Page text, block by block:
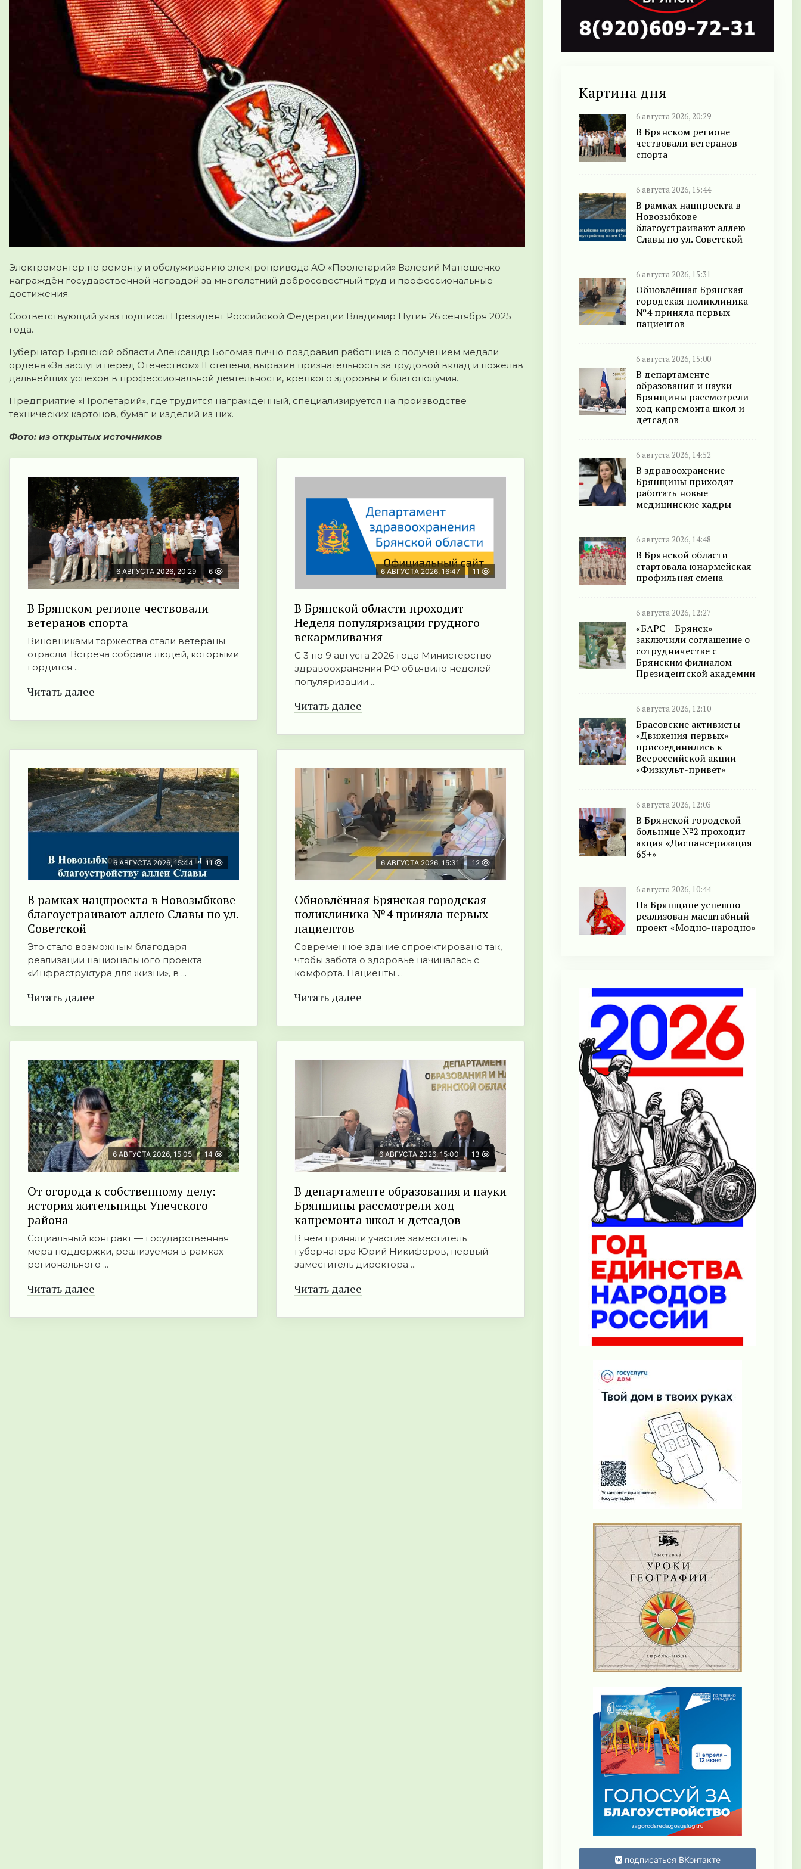
Электромонтер по ремонту и обслуживанию электропривода АО «Пролетарий» Валерий Матющенко
награждён государственной наградой за многолетний добросовестный труд и профессиональные
достижения.
Соответствующий указ подписал Президент Российской Федерации Владимир Путин 26 сентября 2025
года.
Губернатор Брянской области Александр Богомаз лично поздравил работника с получением медали
ордена «За заслуги перед Отечеством» II степени, выразив признательность за трудовой вклад и пожелав
дальнейших успехов в профессиональной деятельности, крепкого здоровья и благополучия.
Предприятие «Пролетарий», где трудится награждённый, специализируется на производстве
технических картонов, бумаг и изделий из них.
Фото: из открытых источников
6 АВГУСТА 2026, 20:29 6
В Брянском регионе чествовали
ветеранов спорта
Виновниками торжества стали ветераны
отрасли. Встреча собрала людей, которыми
гордится ...
Читать далее
6 АВГУСТА 2026, 16:47 11
В Брянской области проходит
Неделя популяризации грудного
вскармливания
С 3 по 9 августа 2026 года Министерство
здравоохранения РФ объявило неделей
популяризации ...
Читать далее
6 АВГУСТА 2026, 15:44 11
В рамках нацпроекта в Новозыбкове
благоустраивают аллею Славы по ул.
Советской
Это стало возможным благодаря
реализации национального проекта
«Инфраструктура для жизни», в ...
Читать далее
6 АВГУСТА 2026, 15:31 12
Обновлённая Брянская городская
поликлиника №4 приняла первых
пациентов
Современное здание спроектировано так,
чтобы забота о здоровье начиналась с
комфорта. Пациенты ...
Читать далее
6 АВГУСТА 2026, 15:05 14
От огорода к собственному делу:
история жительницы Унечского
района
Социальный контракт — государственная
мера поддержки, реализуемая в рамках
регионального ...
Читать далее
6 АВГУСТА 2026, 15:00 13
В департаменте образования и науки
Брянщины рассмотрели ход
капремонта школ и детсадов
В нем приняли участие заместитель
губернатора Юрий Никифоров, первый
заместитель директора ...
Читать далее
Картина дня
6 августа 2026, 20:29
В Брянском регионе
чествовали ветеранов
спорта
6 августа 2026, 15:44
В рамках нацпроекта в
Новозыбкове
благоустраивают аллею
Славы по ул. Советской
6 августа 2026, 15:31
Обновлённая Брянская
городская поликлиника
№4 приняла первых
пациентов
6 августа 2026, 15:00
В департаменте
образования и науки
Брянщины рассмотрели
ход капремонта школ и
детсадов
6 августа 2026, 14:52
В здравоохранение
Брянщины приходят
работать новые
медицинские кадры
6 августа 2026, 14:48
В Брянской области
стартовала юнармейская
профильная смена
6 августа 2026, 12:27
«БАРС – Брянск»
заключили соглашение о
сотрудничестве с
Брянским филиалом
Президентской академии
6 августа 2026, 12:10
Брасовские активисты
«Движения первых»
присоединились к
Всероссийской акции
«Физкульт-привет»
6 августа 2026, 12:03
В Брянской городской
больнице №2 проходит
акция «Диспансеризация
65+»
6 августа 2026, 10:44
На Брянщине успешно
реализован масштабный
проект «Модно-народно»
подписаться ВКонтакте